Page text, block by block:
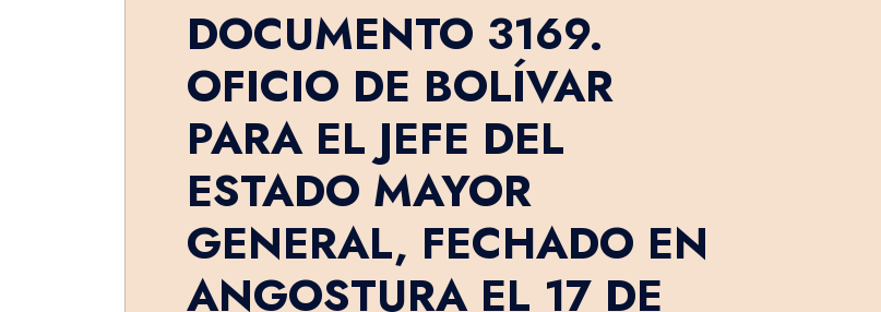
DOCUMENTO 3169.
OFICIO DE BOLÍVAR
PARA EL JEFE DEL
ESTADO MAYOR
GENERAL, FECHADO EN
ANGOSTURA EL 17 DE